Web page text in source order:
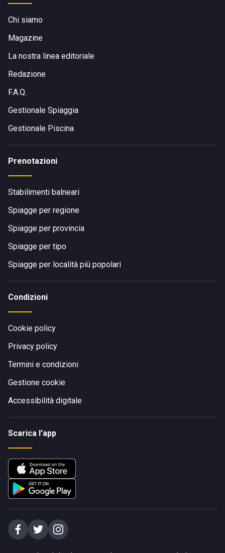
Chi siamo
Magazine
La nostra linea editoriale
Redazione
F.A.Q.
Gestionale Spiaggia
Gestionale Piscina
Prenotazioni
Stabilimenti balneari
Spiagge per regione
Spiagge per provincia
Spiagge per tipo
Spiagge per località più popolari
Condizioni
Cookie policy
Privacy policy
Termini e condizioni
Gestione cookie
Accessibilità digitale
Scarica l'app